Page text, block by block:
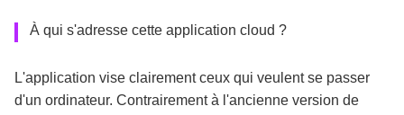
À qui s'adresse cette application cloud ?
L'application vise clairement ceux qui veulent se passer
d'un ordinateur. Contrairement à l'ancienne version de